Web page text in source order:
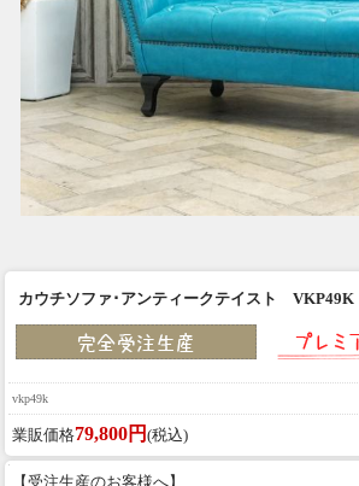
カウチソファ･アンティークテイスト VKP49K
vkp49k
業販価格79,800円 (税込)
【受注生産のお客様へ】